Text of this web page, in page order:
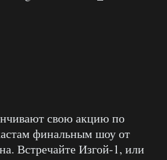
свою акцию по
финальным шоу от
Встречайте Изгой-1, или